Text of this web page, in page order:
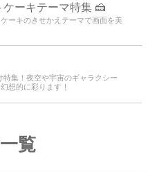
ーキテーマ特集 🍰
ーキのきせかえテーマで画面を美
集！夜空や宇宙のギャラクシー
想的に彩ります！
覧